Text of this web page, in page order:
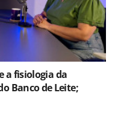
a fisiologia da
Banco de Leite;